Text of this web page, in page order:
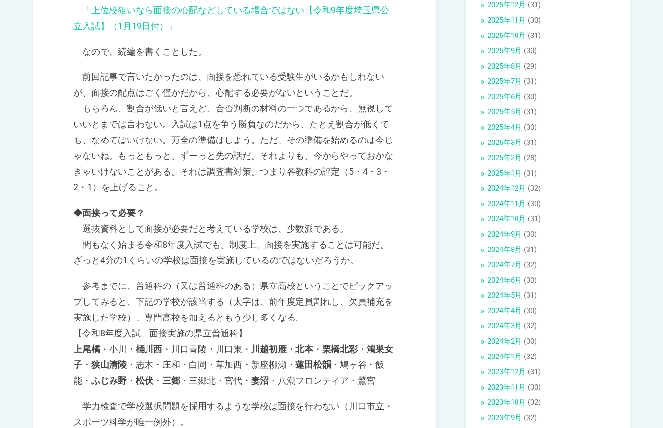
「上位校狙いなら面接の心配などしている場合ではない【令和9年度埼玉県公
立入試】（1月19日付）」
なので、続編を書くことした。
前回記事で言いたかったのは、面接を恐れている受験生がいるかもしれない
が、面接の配点はごく僅かだから、心配する必要がないということだ。
もちろん、割合が低いと言えど、合否判断の材料の一つであるから、無視して
いいとまでは言わない。入試は1点を争う勝負なのだから、たとえ割合が低くて
も、なめてはいけない。万全の準備はしよう。ただ、その準備を始めるのは今じ
ゃないね。もっともっと、ずーっと先の話だ。それよりも、今からやっておかな
きゃいけないことがある。それは調査書対策。つまり各教科の評定（5・4・3・
2・1）を上げること。
◆面接って必要？
選抜資料として面接が必要だと考えている学校は、少数派である。
間もなく始まる令和8年度入試でも、制度上、面接を実施することは可能だ。
ざっと4分の1くらいの学校は面接を実施しているのではないだろうか。
参考までに、普通科の（又は普通科のある）県立高校ということでピックアッ
プしてみると、下記の学校が該当する（太字は、前年度定員割れし、欠員補充を
実施した学校）。専門高校を加えるともう少し多くなる。
【令和8年度入試 面接実施の県立普通科】
上尾橘・小川・ 桶川西・川口青陵・川口東・ 川越初雁・ 北本・ 栗橋北彩・ 鴻巣女
子・ 狭山清陵・志木・庄和・白岡・草加西・新座柳瀬・ 蓮田松韻・鳩ヶ谷・飯
能・ ふじみ野・ 松伏・ 三郷・三郷北・宮代・ 妻沼・八潮フロンティア・鷲宮
学力検査で学校選択問題を採用するような学校は面接を行わない（川口市立・
スポーツ科学が唯一例外）。
2025年12月 (31)
2025年11月 (30)
2025年10月 (31)
2025年9月 (30)
2025年8月 (29)
2025年7月 (31)
2025年6月 (30)
2025年5月 (31)
2025年4月 (30)
2025年3月 (31)
2025年2月 (28)
2025年1月 (31)
2024年12月 (32)
2024年11月 (30)
2024年10月 (31)
2024年9月 (30)
2024年8月 (31)
2024年7月 (32)
2024年6月 (30)
2024年5月 (31)
2024年4月 (30)
2024年3月 (32)
2024年2月 (30)
2024年1月 (32)
2023年12月 (31)
2023年11月 (30)
2023年10月 (32)
2023年9月 (32)